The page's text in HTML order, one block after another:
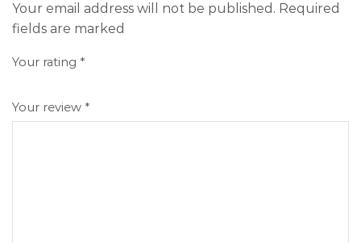
Your email address will not be published. Required
fields are marked
Your rating *
Your review *